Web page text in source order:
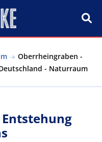
Oberrheingraben -
- Naturraum